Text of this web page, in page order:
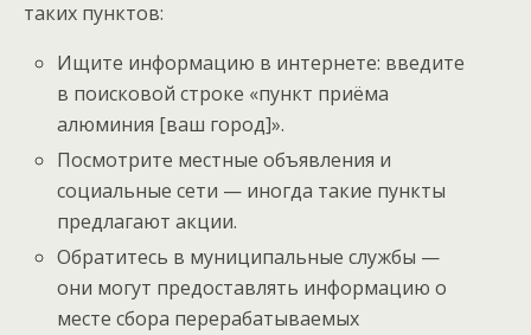
таких пунктов:
Ищите информацию в интернете: введите
в поисковой строке «пункт приёма
алюминия [ваш город]».
Посмотрите местные объявления и
социальные сети — иногда такие пункты
предлагают акции.
Обратитесь в муниципальные службы —
они могут предоставлять информацию о
месте сбора перерабатываемых